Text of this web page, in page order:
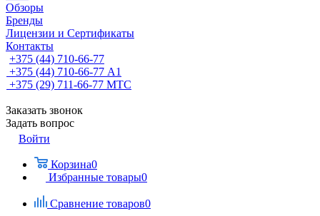
Обзоры
Бренды
Лицензии и Сертификаты
Контакты
+375 (44) 710-66-77
+375 (44) 710-66-77 А1
+375 (29) 711-66-77 МТС
Заказать звонок
Задать вопрос
Войти
Корзина0
Избранные товары0
Сравнение товаров0